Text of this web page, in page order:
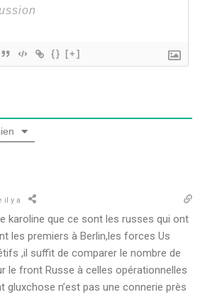
{} [+]
il y a
karoline que ce sont les russes qui ont
les premiers à Berlin,les forces Us
,il suffit de comparer le nombre de
le front Russe à celles opérationnelles
gluxchose n’est pas une connerie près